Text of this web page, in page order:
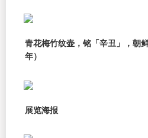
青花梅竹纹壶，铭「辛丑」，朝
年）
展览海报